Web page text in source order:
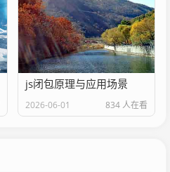
js闭包原理与应用场景
2026-06-01 834 人在看